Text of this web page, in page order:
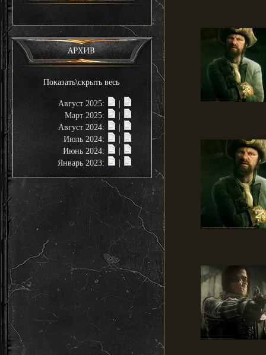
АРХИВ
Показать\скрыть весь
Август 2025:
Март 2025:
Август 2024:
Июль 2024:
Июнь 2024:
Январь 2023: